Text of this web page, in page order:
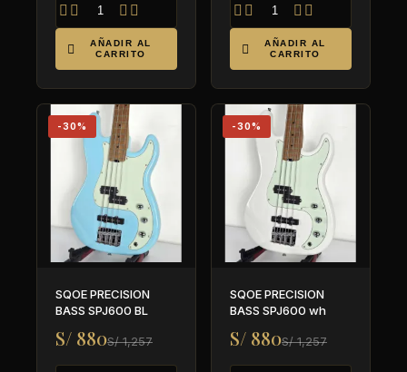
   

AÑADIR AL
CARRITO
   

AÑADIR AL
CARRITO
-30%
SQOE PRECISION
BASS SPJ600 BL
S/ 880S/ 1,257
-30%
SQOE PRECISION
BASS SPJ600 wh
S/ 880S/ 1,257